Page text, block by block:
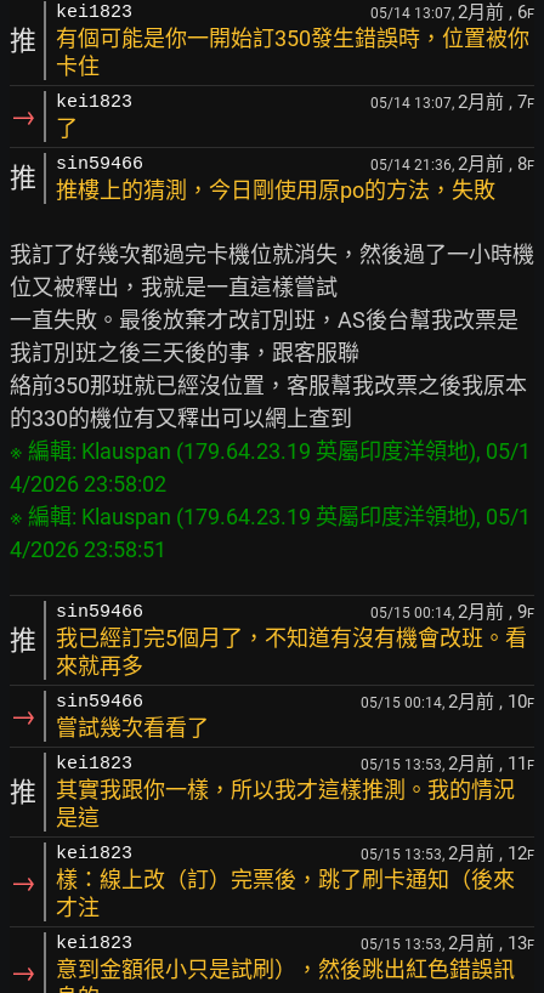
推
kei1823 05/14 13:07, 2月前 , 6F
有個可能是你一開始訂350發生錯誤時，位置被你
卡住
→ kei1823 05/14 13:07, 2月前 , 7F
了
推 sin59466 05/14 21:36, 2月前 , 8F
推樓上的猜測，今日剛使用原po的方法，失敗
我訂了好幾次都過完卡機位就消失，然後過了一小時機
位又被釋出，我就是一直這樣嘗試
一直失敗。最後放棄才改訂別班，AS後台幫我改票是
我訂別班之後三天後的事，跟客服聯
絡前350那班就已經沒位置，客服幫我改票之後我原本
※ 編輯: Klauspan (179.64.23.19 英屬印度洋領地), 05/1
4/2026 23:58:02
※ 編輯: Klauspan (179.64.23.19 英屬印度洋領地), 05/1
推
sin59466 05/15 00:14, 2月前 , 9F
我已經訂完5個月了，不知道有沒有機會改班。看
來就再多
→ sin59466 05/15 00:14, 2月前 , 10F
嘗試幾次看看了
推
kei1823 05/15 13:53, 2月前 , 11 F
其實我跟你一樣，所以我才這樣推測。我的情況
是這
→
kei1823 05/15 13:53, 2月前 , 12F
樣：線上改（訂）完票後，跳了刷卡通知（後來
才注
→
kei1823 05/15 13:53, 2月前 , 13F
意到金額很小只是試刷），然後跳出紅色錯誤訊